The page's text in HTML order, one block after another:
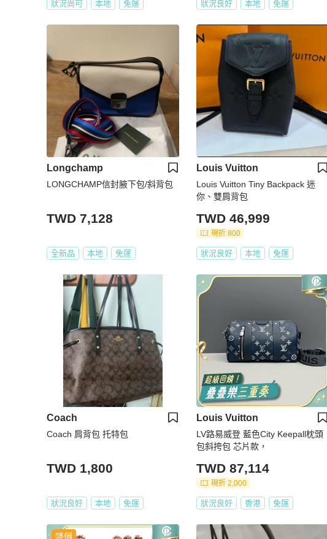
狀況尚可 本地 免運 狀況良好 本地 免運
Longchamp
LONGCHAMP信封腋下包/斜背包
TWD 7,128
全新品 本地 免運
Louis Vuitton
Louis Vuitton Tiny Backpack 迷
你、雙肩背包
TWD 46,999
現折 800
狀況良好 本地 免運
Coach
Coach 肩背包 托特包
TWD 1,800
狀況良好 本地 免運
Louis Vuitton
LV路易威登 藍色City Keepall枕頭
包斜挎包 芯片款，
TWD 87,114
現折 2,000
狀況良好 香港 免運
降價